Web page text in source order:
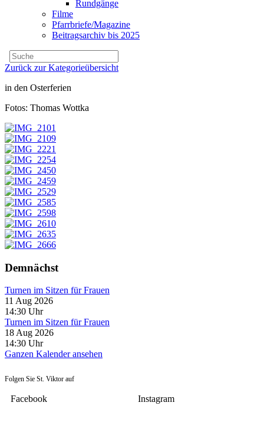
Rundgänge
Filme
Pfarrbriefe/Magazine
Beitragsarchiv bis 2025
Zurück zur Kategorieübersicht
in den Osterferien
Fotos: Thomas Wottka
Demnächst
Turnen im Sitzen für Frauen
11 Aug 2026
14:30 Uhr
Turnen im Sitzen für Frauen
18 Aug 2026
14:30 Uhr
Ganzen Kalender ansehen
Folgen Sie St. Viktor auf
Facebook Instagram